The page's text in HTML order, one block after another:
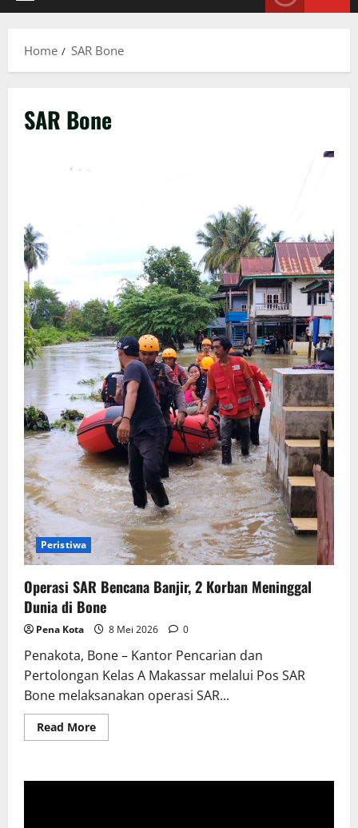
Home SAR Bone
SAR Bone
Peristiwa
Operasi SAR Bencana Banjir, 2 Korban Meninggal
Dunia di Bone
Pena Kota 8 Mei 2026 0
Penakota, Bone – Kantor Pencarian dan
Pertolongan Kelas A Makassar melalui Pos SAR
Bone melaksanakan operasi SAR...
Read MoreRead
more
Bencana